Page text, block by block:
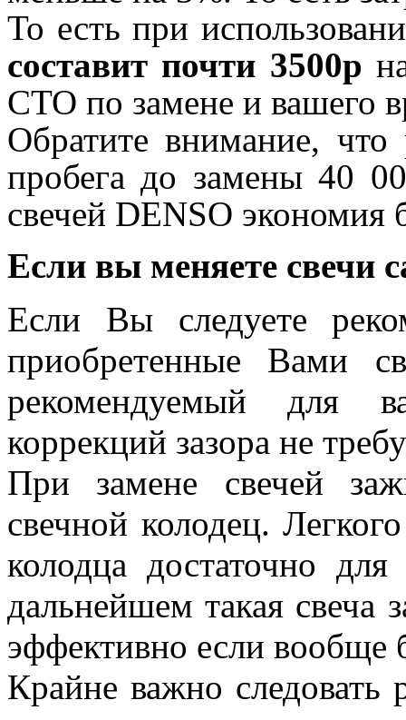
То есть при
составит почти 3500р
СТО по замене и вашего
Обратите внимание, что
пробега до замены 40
свечей DENSO
Если вы меняете свечи
Если Вы следуете
приобретенные Вами
рекомендуемый для
коррекций зазора не
При замене свечей
свечной колодец.
колодца достаточно
дальнейшем такая свеча
эффективно если вообще
Крайне важно следовать